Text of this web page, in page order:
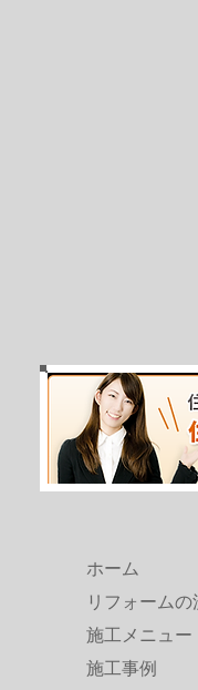
ホーム
リフォームの
施工メニュー
施工事例